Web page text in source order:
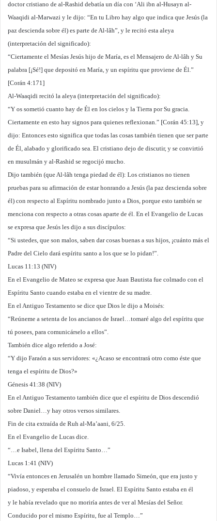
doctor cristiano de al-Rashid debatía un día con ‘Ali ibn al-Husayn al-
Waaqidi al-Marwazi y le dijo: “En tu Libro hay algo que indica que Jesús (la
paz descienda sobre él) es parte de Al-lâh”, y le recitó esta aleya
(interpretación del significado):
“Ciertamente el Mesías Jesús hijo de María, es el Mensajero de Al-lâh y Su
palabra [¡Sé!] que depositó en María, y un espíritu que proviene de Él.”
[Corán 4:171]
Al-Waaqidi recitó la aleya (interpretación del significado):
“Y os sometió cuanto hay de Él en los cielos y la Tierra por Su gracia.
Ciertamente en esto hay signos para quienes reflexionan.” [Corán 45:13], y
dijo: Entonces esto significa que todas las cosas también tienen que ser parte
de Él, alabado y glorificado sea. El cristiano dejo de discutir, y se convirtió
en musulmán y al-Rashid se regocijó mucho.
Dijo también (que Al-lâh tenga piedad de él): Los cristianos no tienen
pruebas para su afirmación de estar honrando a Jesús (la paz descienda sobre
él) con respecto al Espíritu nombrado junto a Dios, porque esto también se
menciona con respecto a otras cosas aparte de él. En el Evangelio de Lucas
se expresa que Jesús les dijo a sus discípulos:
“Si ustedes, que son malos, saben dar cosas buenas a sus hijos, ¡cuánto más el
Padre del Cielo dará espíritu santo a los que se lo pidan!”.
Lucas 11:13 (NIV)
En el Evangelio de Mateo se expresa que Juan Bautista fue colmado con el
Espíritu Santo cuando estaba en el vientre de su madre.
En el Antiguo Testamento se dice que Dios le dijo a Moisés:
“Reúneme a setenta de los ancianos de Israel…tomaré algo del espíritu que
tú posees, para comunicárselo a ellos”.
También dice algo referido a José:
“Y dijo Faraón a sus servidores: «¿Acaso se encontrará otro como éste que
tenga el espíritu de Dios?»
Génesis 41:38 (NIV)
En el Antiguo Testamento también dice que el espíritu de Dios descendió
sobre Daniel…y hay otros versos similares.
Fin de cita extraída de Ruh al-Ma’aani, 6/25.
En el Evangelio de Lucas dice.
“…e Isabel, llena del Espíritu Santo…”
Lucas 1:41 (NIV)
“Vivía entonces en Jerusalén un hombre llamado Simeón, que era justo y
piadoso, y esperaba el consuelo de Israel. El Espíritu Santo estaba en él
y le había revelado que no moriría antes de ver al Mesías del Señor.
Conducido por el mismo Espíritu, fue al Templo…”